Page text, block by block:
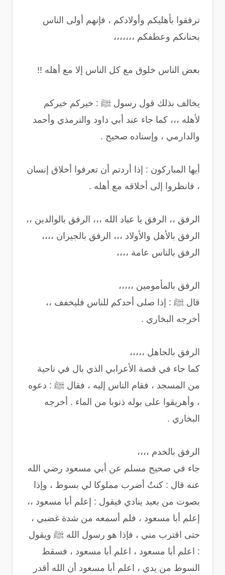
ترفقوا بأهليكم وأولادكم ، فإنهم أولى الناس
بحنانكم وعطفكم ،،،،،،،
بعض الناس خلوق مع كل الناس إلا مع أهله !!
يخالف بذلك قول رسول ﷺ : خيركم خيركم
لأهله ،،، كما جاء عند أبي داود والترمذي وأحمد
والدارمي ، وإسناده صحيح .
أيها المباركون : إذا أردتم أن تعرفوا أخلاق إنسان
، فانظروا إلى أخلاقه مع أهله .
الرفق ،، الرفق يا عباد الله ،،، الرفق بالوالدين ،،
الرفق بالأهل والأولاد ،،، الرفق بالجيران ،،،،
الرفق بالناس عامة ،،،،
الرفق بالمأمومين ،،،،،
قال ﷺ : إذا صلى أحدكم للناس فليخفف ،،
أخرجه البخاري .
الرفق بالجاهل ،،،،،
كما جاء في قصة الأعرابي الذي بال في ناحية
من المسجد ، فقام الناس إليه ، فقال ﷺ : دعوه
، وأهريقوا على بوله ذنوبا من الماء . أخرجه
البخاري .
الرفق بالخدم ،،،،
جاء في صحيح مسلم عن أبي مسعود رضي الله
عنه قال : كنتُ أضرب مملوكا لي بسوط ، وإذا
بصوت من بعيد ينادي فيقول : إعلم أبا مسعود ،،
إعلم أبا مسعود ، فلم أسمعه من شدة غضبي ،
حتى اقترب مني ، فإذا هو رسول الله ﷺ ويقول
: اعلم أبا مسعود ، اعلم أبا مسعود ، فسقط
السوط من يدي ، اعلم أبا مسعود أن الله أقدر